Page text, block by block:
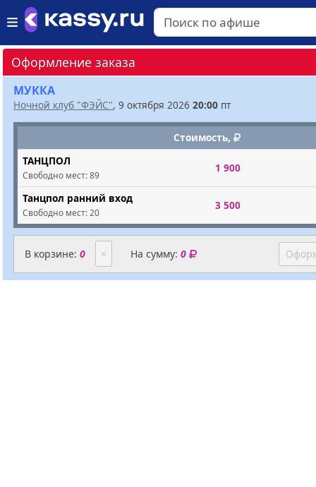
Оформление заказа
МУККА
Ночной клуб "ФЭЙС", 9 октября 2026 20:00 пт
Стоимость,
ТАНЦПОЛ
Свободно мест:89
1 900
Танцпол ранний вход
Свободно мест: 20
3 500
В корзине: 0 × На сумму:0